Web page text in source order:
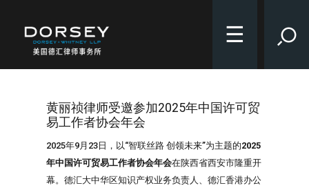
☰
黄丽祯律师受邀参加2025年中国许可贸
易工作者协会年会
2025年9月23日，以“智联丝路 创领未来”为主题的2025
年中国许可贸易工作者协会年会在陕西省西安市隆重开
幕。德汇大中华区知识产权业务负责人、德汇香港办公